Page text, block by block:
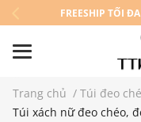
FREESHIP TỐI
Trang chủ / Túi đeo
Túi xách nữ đeo chéo,